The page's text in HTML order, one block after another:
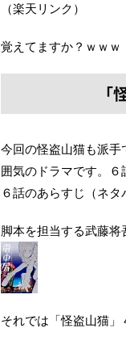
（楽天リンク）
覚えてますか？ｗｗｗ
今回の怪盗山猫も派
囲気のドラマです。６
６話のあらすじ（ネタ
脚本を担当する武藤
それでは「怪盗山猫」